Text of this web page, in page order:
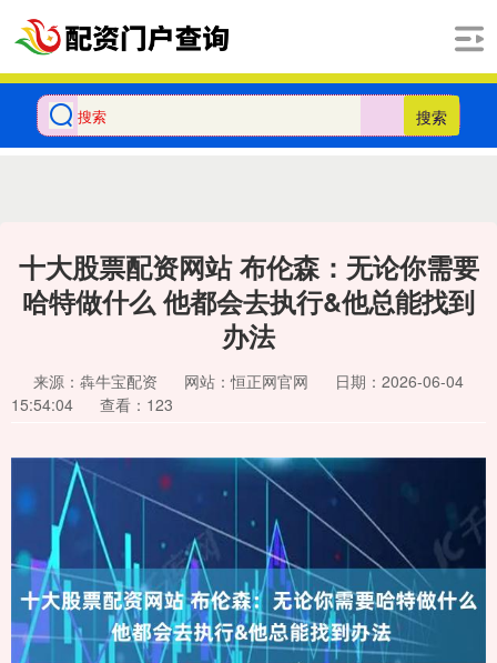
搜索
十大股票配资网站 布伦森：无论你需要
哈特做什么 他都会去执行&他总能找到
办法
来源：犇牛宝配资 网站：恒正网官网
日期：2026-06-04
15:54:04
查看：123